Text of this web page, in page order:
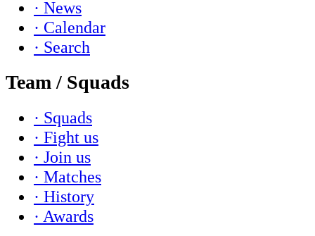
· News
· Calendar
· Search
Team / Squads
· Squads
· Fight us
· Join us
· Matches
· History
· Awards